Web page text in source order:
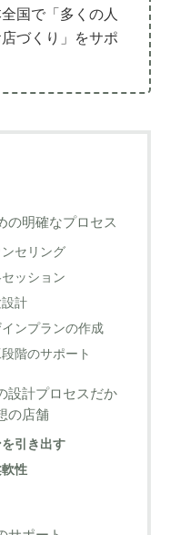
国で「多くの人
づくり」をサポ
の明確なプロセス
セリング
ッション
計
ンプランの作成
階のサポート
設計プロセスだか
の店舗
引き出す
性